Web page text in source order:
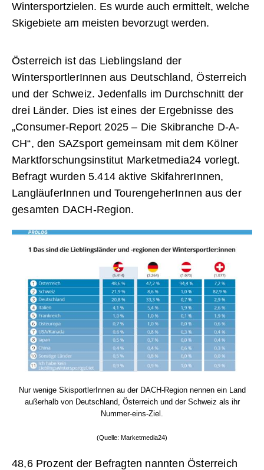
Wintersportzielen. Es wurde auch ermittelt, welche
Skigebiete am meisten bevorzugt werden.
Österreich ist das Lieblingsland der
WintersportlerInnen aus Deutschland, Österreich
und der Schweiz. Jedenfalls im Durchschnitt der
drei Länder. Dies ist eines der Ergebnisse des
„Consumer-Report 2025 – Die Skibranche D-A-
CH“, den SAZsport gemeinsam mit dem Kölner
Marktforschungsinstitut Marketmedia24 vorlegt.
Befragt wurden 5.414 aktive SkifahrerInnen,
LangläuferInnen und TourengeherInnen aus der
gesamten DACH-Region.
Nur wenige SkisportlerInnen au der DACH-Region nennen ein Land
außerhalb von Deutschland, Österreich und der Schweiz als ihr
Nummer-eins-Ziel.
(Quelle: Marketmedia24)
48,6 Prozent der Befragten nannten Österreich